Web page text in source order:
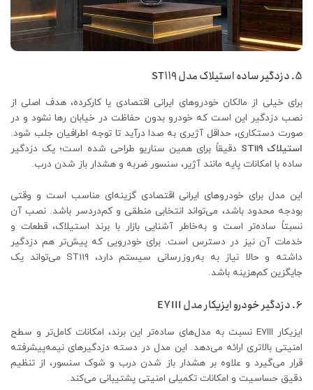
5. دزدگیر ساده استیلاک مدل ST119
برای خیلی از مالکان خودروهای ایرانی اقتصادی یا کارکرده، هدف اصلی از
نصب دزدگیر این است که خودرو بدون حفاظت در خیابان رها نشود و در
صورت دستکاری، حداقل آژیری به صدا درآید تا توجه اطرافیان جلب شود.
استیلاک ST119
دقیقاً برای همین سناریو طراحی شده است؛ یک دزدگیر
ساده با امکانات پایه مانند آژیر، سنسور ضربه و هشدار باز شدن درب.
این مدل برای خودروهای ایرانی اقتصادی گزینه‌ای مناسب است و وقتی
بودجه محدود باشد، می‌تواند انتخابی منطقی و کم‌دردسر باشد. نصب آن
نسبتاً ساده‌تر است و به‌خاطر آشنایی بازار با برند استیلاک، قطعات و
خدمات آن نیز در دسترس است. برای خودرویی که پیش‌تر هم دزدگیر
داشته و حالا نیاز به به‌روزرسانی سیستم دارد، ST119 می‌تواند یک
جایگزین کم‌هزینه باشد.
6. دزدگیر خودرو ایزیکار مدل E7III
ایزیکار E7III نسبت به مدل‌های ساده‌تر این برند، امکانات کامل‌تر و سطح
امنیتی بالاتری ارائه می‌دهد. این مدل در دسته دزدگیرهای نیمه‌پیشرفته
قرار می‌گیرد و علاوه بر هشدار باز شدن درب و شوک سنسور، از تنظیم
دقیق حساسیت و امکانات تکمیلی امنیتی پشتیبانی می‌کند.